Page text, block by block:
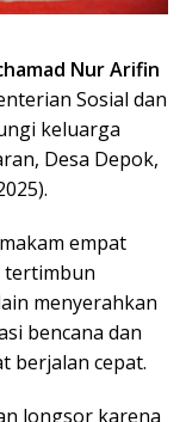
Nur Arifin
Sosial dan
keluarga
Desa Depok,
empat
tertimbun
menyerahkan
bencana dan
berjalan cepat.
longsor karena